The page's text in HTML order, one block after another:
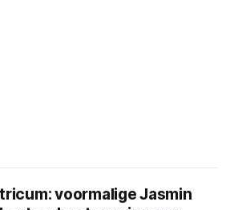
voormalige Jasmin